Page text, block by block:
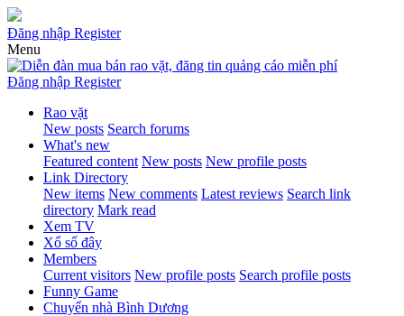
Đăng nhập Register
Menu
Đăng nhập Register
Rao vặt
New posts Search forums
What's new
Featured content New posts New profile posts
Link Directory
New items New comments Latest reviews Search link
directory Mark read
Xem TV
Xổ số đây
Members
Current visitors New profile posts Search profile posts
Funny Game
Chuyển nhà Bình Dương